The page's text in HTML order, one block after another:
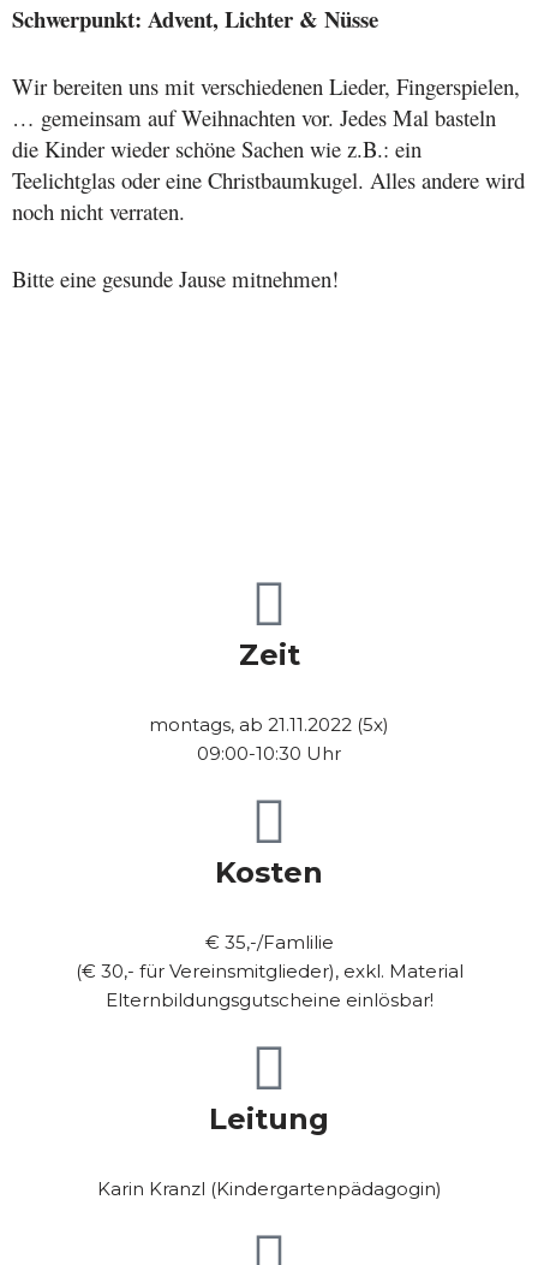
Schwerpunkt: Advent, Lichter & Nüsse
Wir bereiten uns mit verschiedenen Lieder, Fingerspielen,
… gemeinsam auf Weihnachten vor. Jedes Mal basteln
die Kinder wieder schöne Sachen wie z.B.: ein
Teelichtglas oder eine Christbaumkugel. Alles andere wird
noch nicht verraten.
Bitte eine gesunde Jause mitnehmen!
Zeit
montags, ab 21.11.2022 (5x)
09:00-10:30 Uhr
Kosten
€ 35,-/Famlilie
(€ 30,- für Vereinsmitglieder), exkl. Material
Elternbildungsgutscheine einlösbar!
Leitung
Karin Kranzl (Kindergartenpädagogin)